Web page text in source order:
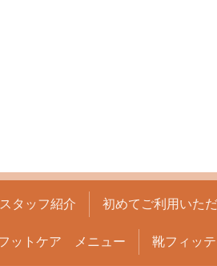
スタッフ紹介 初めてご利用いた
ットケア メニュー 靴フィッ